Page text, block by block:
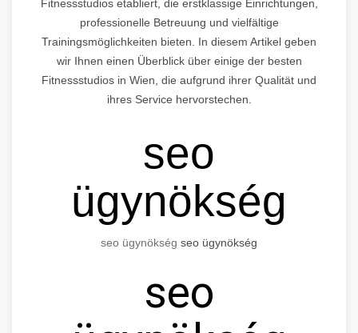
Fitnessstudios etabliert, die erstklassige Einrichtungen,
professionelle Betreuung und vielfältige
Trainingsmöglichkeiten bieten. In diesem Artikel geben
wir Ihnen einen Überblick über einige der besten
Fitnessstudios in Wien, die aufgrund ihrer Qualität und
ihres Service hervorstechen.
seo
ügynökség
seo ügynökség seo ügynökség
seo